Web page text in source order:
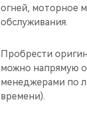
огней, моторное
обслуживания.
Пробрести
можно напрямую
менеджерами по
времени).